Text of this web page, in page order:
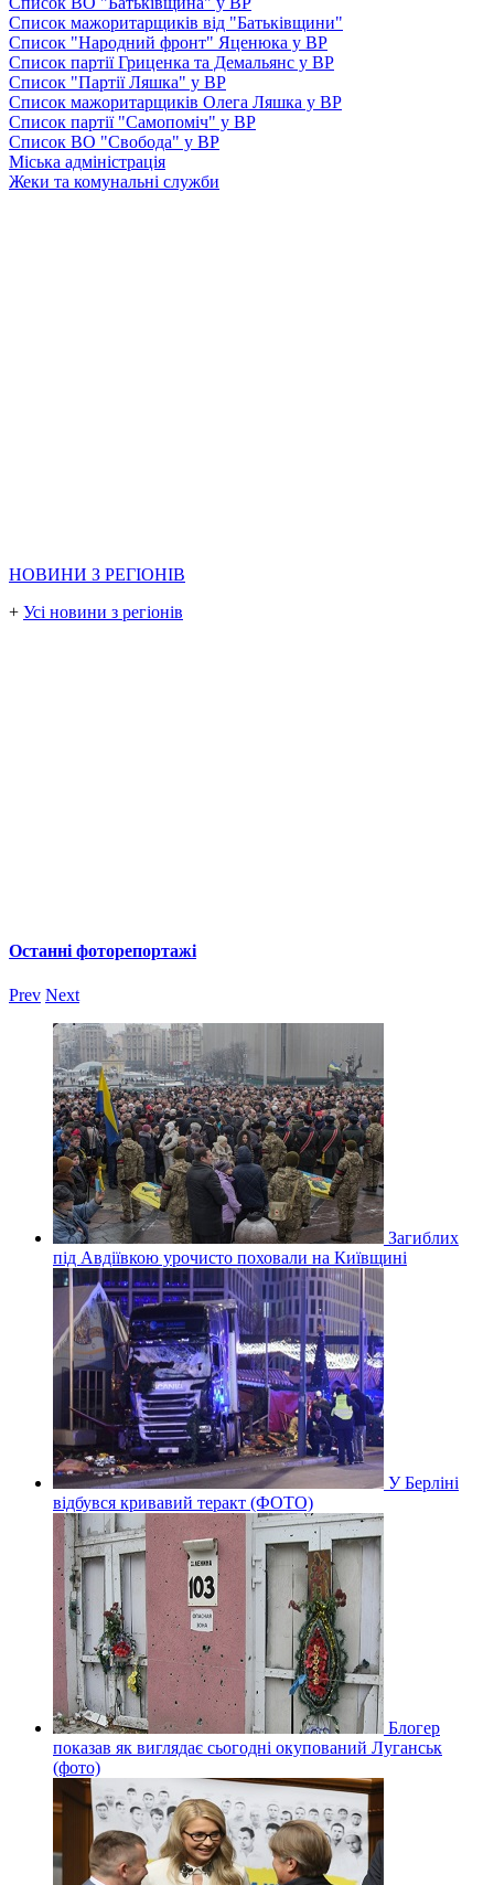
Список мажоритарщиків від "Батьківщини"
Список "Народний фронт" Яценюка у ВР
Список партії Гриценка та Демальянс у ВР
Список "Партії Ляшка" у ВР
Список мажоритарщиків Олега Ляшка у ВР
Список партії "Самопоміч" у ВР
Список ВО "Свобода" у ВР
Міська адміністрація
Жеки та комунальні служби
НОВИНИ З РЕГІОНІВ
+ Усі новини з регіонів
Останні фоторепортажі
Prev Next
Загиблих
під Авдіївкою урочисто поховали на Київщині
У Берліні
відбувся кривавий теракт (ФОТО)
Блогер
показав як виглядає сьогодні окупований Луганськ
(фото)